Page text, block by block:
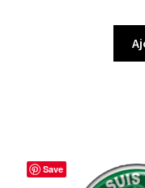
Save